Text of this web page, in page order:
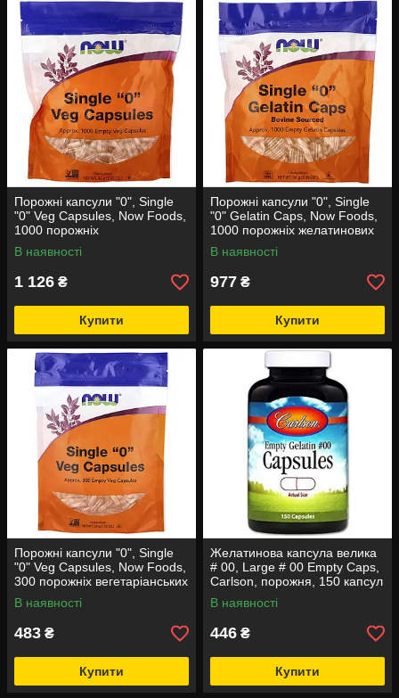
Порожні капсули "0", Single
"0" Veg Capsules, Now Foods,
1000 порожніх
вегетаріанських капсул
В наявності
1 126 ₴
Купити
Порожні капсули "0", Single
"0" Gelatin Caps, Now Foods,
1000 порожніх желатинових
капсул (96 г)
В наявності
977 ₴
Купити
Порожні капсули "0", Single
"0" Veg Capsules, Now Foods,
300 порожніх вегетаріанських
капсул (29 г)
В наявності
483 ₴
Купити
Желатинова капсула велика
# 00, Large # 00 Empty Caps,
Carlson, порожня, 150 капсул
В наявності
446 ₴
Купити